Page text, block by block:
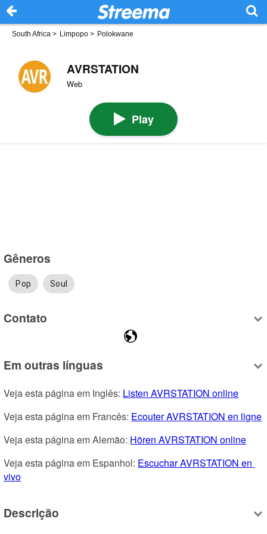
South Africa > Limpopo > Polokwane
AVRSTATION
Web
Play
Gêneros
Pop Soul
Contato
Em outras línguas
Veja esta página em Inglês: Listen AVRSTATION online
Veja esta página em Francês: Ecouter AVRSTATION en ligne
Veja esta página em Alemão: Hören AVRSTATION online
Veja esta página em Espanhol: Escuchar AVRSTATION en
vivo
Descrição